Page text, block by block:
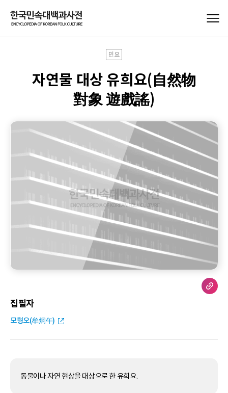
민요
자연물 대상 유희요(自然物
對象 遊戲謠)
집필자
모형오(牟炯午)
동물이나 자연 현상을 대상으로 한 유희요.